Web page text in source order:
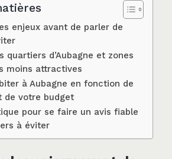
enjeux avant de parler de
quartiers d’Aubagne et zones
moins attractives
à Aubagne en fonction de
de votre budget
pour se faire un avis fiable
à éviter